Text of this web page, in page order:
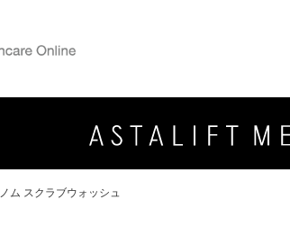
ム スクラブウォッシュ